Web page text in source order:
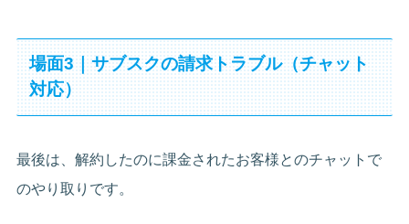
場面3｜サブスクの請求トラブル（チャット
対応）
最後は、解約したのに課金されたお客様とのチャットで
のやり取りです。